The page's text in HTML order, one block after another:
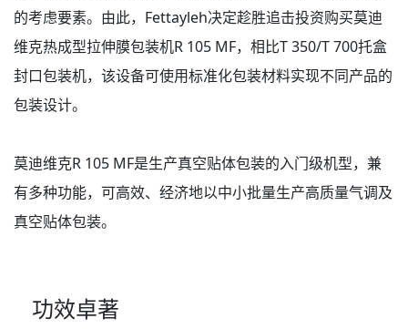
的考虑要素。由此，Fettayleh决定趁胜追击投资购买莫迪
维克热成型拉伸膜包装机R 105 MF，相比T 350/T 700托盒
封口包装机，该设备可使用标准化包装材料实现不同产品的
包装设计。
莫迪维克R 105 MF是生产真空贴体包装的入门级机型，兼
有多种功能，可高效、经济地以中小批量生产高质量气调及
真空贴体包装。
功效卓著